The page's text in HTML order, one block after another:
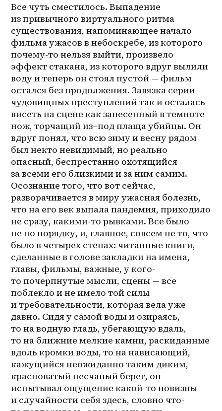
Все чуть сместилось. Выпадение
из привычного виртуального ритма
существования, напоминающее начало
фильма ужасов в небоскребе, из которого
почему-то нельзя выйти, произвело
эффект стакана, из которого вдруг вылили
воду и теперь он стоял пустой — фильм
остался без продолжения. Завязка серии
чудовищных преступлений так и осталась
висеть на сцене как занесенный в темноте
нож, торчащий из–под плаща убийцы. Он
вдруг понял, что всю зиму и весну рядом
был некто невидимый, но реально
опасный, беспрестанно охотящийся
за всеми его близкими и за ним самим.
Осознание того, что вот сейчас,
разворачивается в миру ужасная болезнь,
что на его век выпала пандемия, приходило
не сразу, какими-то рывками. Все было
не по порядку, и, главное, совсем не то, что
было в четырех стенах: читанные книги,
сделанные в голове закладки на имена,
главы, фильмы, важные, у кого-
то почерпнутые мысли, сцены — все
поблекло и не имело той силы
и требовательности, которая вела уже
давно. Сидя у самой воды и озираясь,
то на водную гладь, убегающую вдаль,
то на ближние мелкие камни, раскиданные
вдоль кромки воды, то на нависающий,
кажущийся неожиданно таким диким,
красноватый песчаный берег, он
испытывал ощущение какой-то новизны
и случайности себя здесь, словно что-